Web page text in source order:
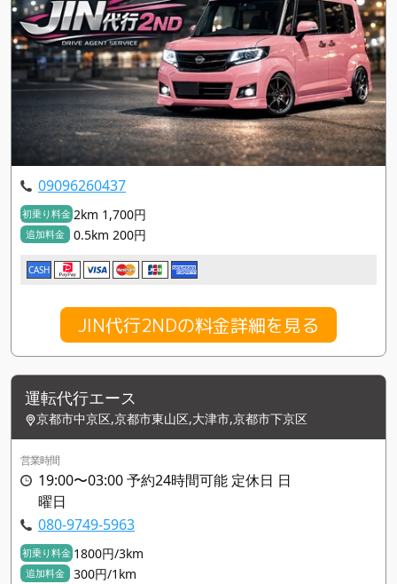
09096260437
初乗り料金 2km 1,700円
追加料金 0.5km 200円
CASH
JIN代行2NDの料金詳細を見る
運転代行エース
京都市中京区,京都市東山区,大津市,京都市下京区
営業時間
19:00〜03:00 予約24時間可能 定休日 日
曜日
080-9749-5963
初乗り料金 1800円/3km
追加料金 300円/1km